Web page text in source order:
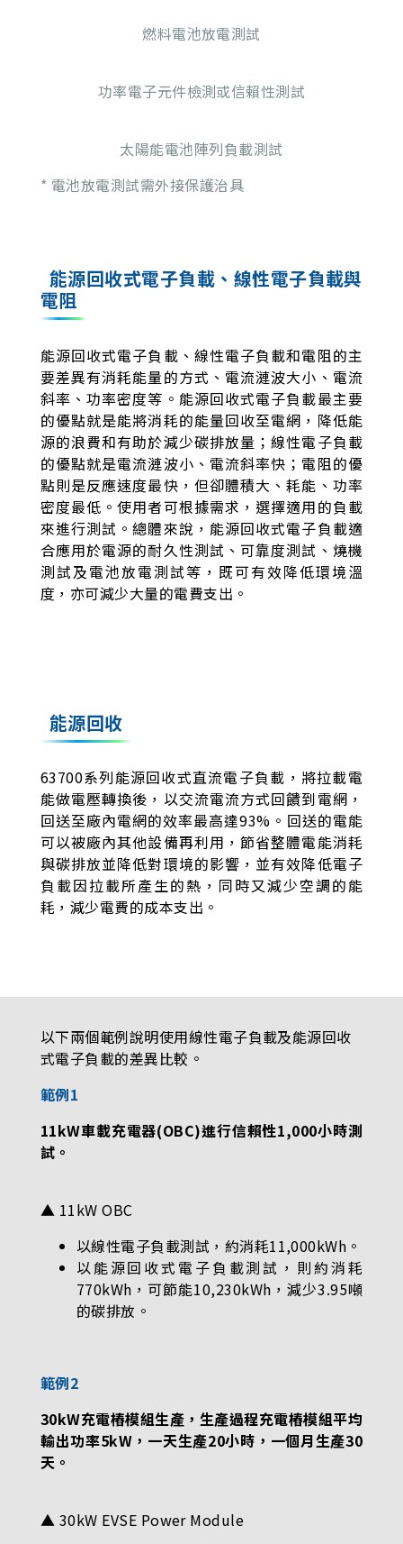
燃料電池放電測試
功率電子元件檢測或信賴性測試
太陽能電池陣列負載測試
* 電池放電測試需外接保護治具
能源回收式電子負載、線性電子負載與
電阻
能源回收式電子負載、線性電子負載和電阻的主
要差異有消耗能量的方式、電流漣波大小、電流
斜率、功率密度等。能源回收式電子負載最主要
的優點就是能將消耗的能量回收至電網，降低能
源的浪費和有助於減少碳排放量；線性電子負載
的優點就是電流漣波小、電流斜率快；電阻的優
點則是反應速度最快，但卻體積大、耗能、功率
密度最低。使用者可根據需求，選擇適用的負載
來進行測試。總體來說，能源回收式電子負載適
合應用於電源的耐久性測試、可靠度測試、燒機
測試及電池放電測試等，既可有效降低環境溫
度，亦可減少大量的電費支出。
能源回收
63700系列能源回收式直流電子負載，將拉載電
能做電壓轉換後，以交流電流方式回饋到電網，
回送至廠內電網的效率最高達93%。回送的電能
可以被廠內其他設備再利用，節省整體電能消耗
與碳排放並降低對環境的影響，並有效降低電子
負載因拉載所產生的熱，同時又減少空調的能
耗，減少電費的成本支出。
以下兩個範例說明使用線性電子負載及能源回收
式電子負載的差異比較。
範例1
11kW車載充電器(OBC)進行信賴性1,000小時測
試。
▲ 11kW OBC
以線性電子負載測試，約消耗11,000kWh。
以能源回收式電子負載測試，則約消耗
770kWh，可節能10,230kWh，減少3.95噸
的碳排放。
範例2
30kW充電樁模組生產，生產過程充電樁模組平均
輸出功率5kW，一天生產20小時，一個月生產30
天。
▲ 30kW EVSE Power Module